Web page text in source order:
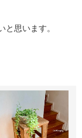
思います。